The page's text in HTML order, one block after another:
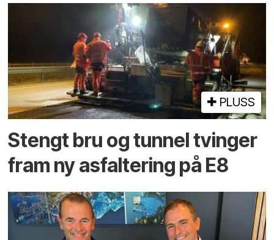
PLUSS
Stengt bru og tunnel tvinger
fram ny asfaltering på E8